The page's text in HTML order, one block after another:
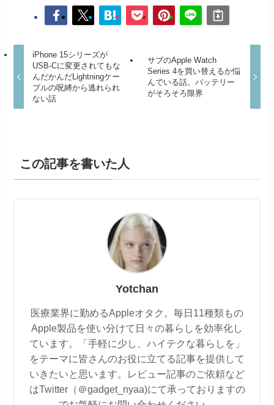
iPhone 15シリーズが
USB-Cに変更されてもな
んだかんだLightningケー
ブルの呪縛から逃れられ
ない話
サブのApple Watch
Series 4を買い替えるか悩
んでいる話。バッテリー
がそろそろ限界
この記事を書いた人
Yotchan
医療業界に勤めるAppleオタク。毎日11種類もの
Apple製品を使い分けて日々の暮らしを効率化し
ています。「手軽に少し、ハイテクな暮らしを」
をテーマに皆さんのお役に立てる記事を提供して
いきたいと思います。レビュー記事のご依頼など
はTwitter（＠gadget_nyaa)にて承っておりますの